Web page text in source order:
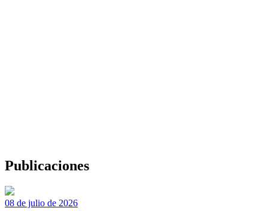
Publicaciones
08 de julio de 2026